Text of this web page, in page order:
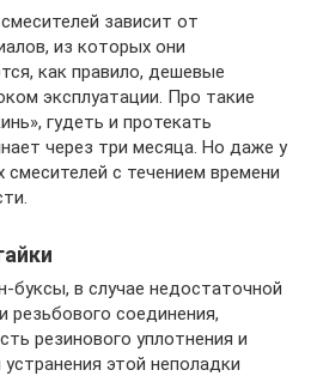
зависит от
из которых они
как правило, дешевые
эксплуатации. Про такие
гудеть и протекать
через три месяца. Но даже у
смесителей с течением времени
буксы, в случае недостаточной
резьбового соединения,
резинового уплотнения и
этой неполадки